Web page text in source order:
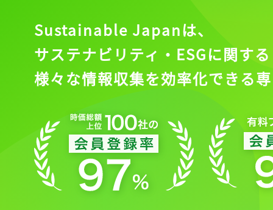
Sustainable Japanは、
サステナビリティ・ESGに関する
様々な情報収集を効率化できる